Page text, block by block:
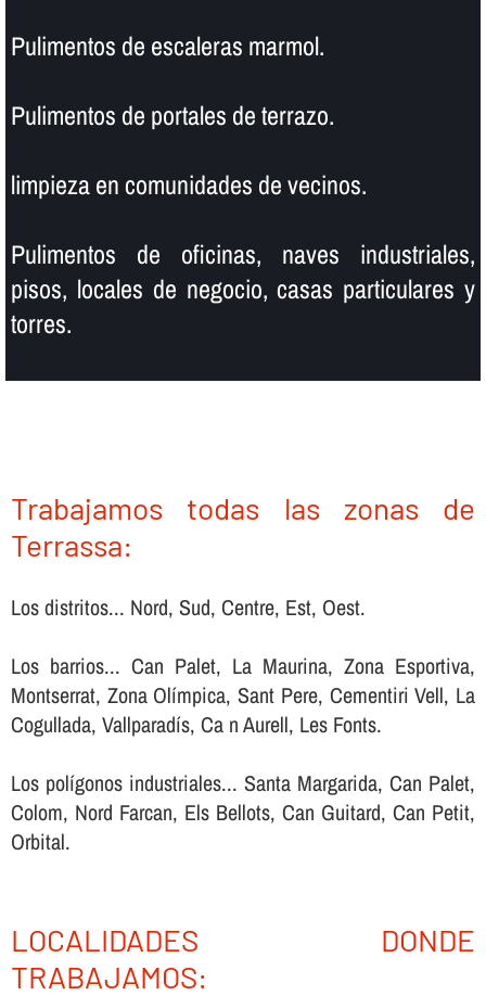
Pulimentos de escaleras marmol.
Pulimentos de portales de terrazo.
limpieza en comunidades de vecinos.
Pulimentos de oficinas, naves industriales,
pisos, locales de negocio, casas particulares y
torres.
Trabajamos todas las zonas de
Terrassa:
Los distritos... Nord, Sud, Centre, Est, Oest.
Los barrios... Can Palet, La Maurina, Zona Esportiva,
Montserrat, Zona Olímpica, Sant Pere, Cementiri Vell, La
Cogullada, Vallparadís, Ca n Aurell, Les Fonts.
Los polígonos industriales... Santa Margarida, Can Palet,
Colom, Nord Farcan, Els Bellots, Can Guitard, Can Petit,
Orbital.
LOCALIDADES DONDE
TRABAJAMOS: